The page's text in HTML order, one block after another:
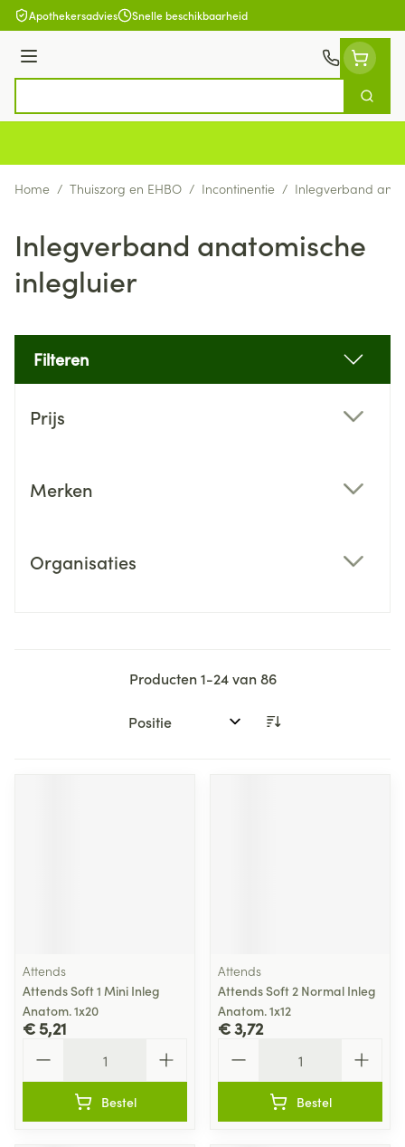
Ga naar de inhoud
Apothekersadvies Snelle beschikbaarheid
Menu
Zoek
Home / Thuiszorg en EHBO / Incontinentie / Inlegverband
Inlegverband anatomische
inlegluier
Filteren
Prijs
Merken
Organisaties
Producten1-24van86
Sorteer op:
Attends
Attends Soft 1 Mini Inleg
Anatom. 1x20
€ 5,21
Bestel
Attends
Attends Soft 2 Normal Inleg
Anatom. 1x12
€ 3,72
Bestel